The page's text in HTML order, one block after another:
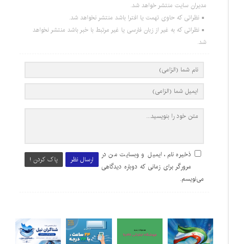
مدیران سایت منتشر خواهد شد.
نظراتی که حاوی تهمت یا افترا باشد منتشر نخواهد شد.
نظراتی که به غیر از زبان فارسی یا غیر مرتبط با خبر باشد منتشر نخواهد
شد.
ارسال نظر پاک کردن !
ذخیره نام، ایمیل و وبسایت من در
مرورگر برای زمانی که دوباره دیدگاهی
می‌نویسم.